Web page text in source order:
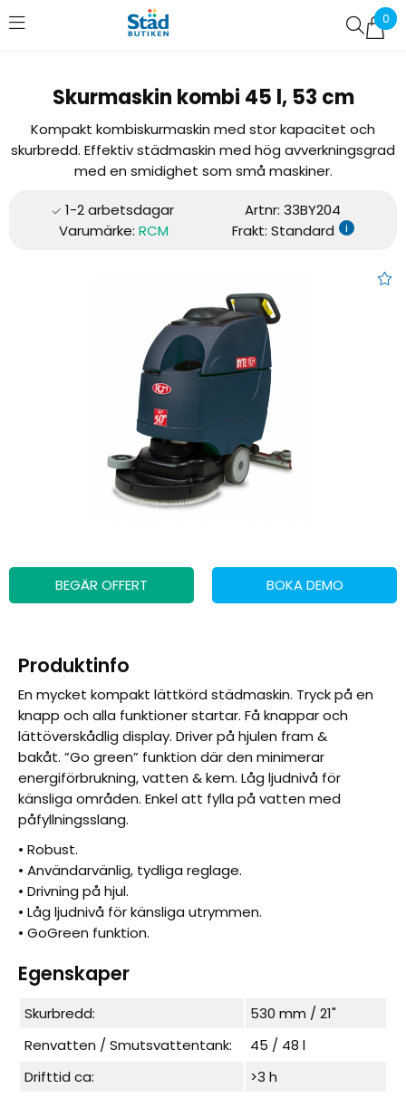
0
Favoriter (0)
Skurmaskin kombi 45 l, 53 cm
Kompakt kombiskurmaskin med stor kapacitet och
skurbredd. Effektiv städmaskin med hög avverkningsgrad
med en smidighet som små maskiner.
Artnr: 33BY204
Varumärke: RCM Frakt: Standard i
Skurmaskin kombi 45 l, 53 cm
BEGÄR OFFERT BOKA DEMO
Produktinfo
En mycket kompakt lättkörd städmaskin. Tryck på en
knapp och alla funktioner startar. Få knappar och
lättöverskådlig display. Driver på hjulen fram &
bakåt. ”Go green” funktion där den minimerar
energiförbrukning,vatten & kem. Låg ljudnivå för
känsliga områden. Enkel att fylla på vatten med
påfyllningsslang.
• Robust.
• Användarvänlig, tydliga reglage.
• Drivning på hjul.
• Låg ljudnivå för känsliga utrymmen.
• GoGreen funktion.
Egenskaper
Skurbredd:
530 mm / 21"
Renvatten / Smutsvattentank:
45 / 48 l
Drifttid ca:
>3 h